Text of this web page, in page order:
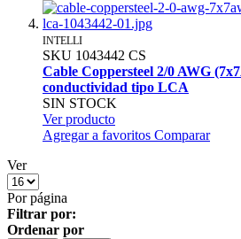
INTELLI
SKU 1043442 CS
Cable Coppersteel 2/0 AWG
conductividad tipo LCA
SIN STOCK
Ver producto
Agregar a favoritos Comparar
Ver
Por página
Filtrar por:
Ordenar por